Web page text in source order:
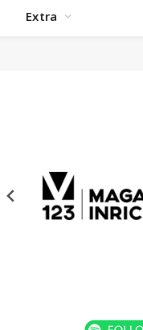
Extra